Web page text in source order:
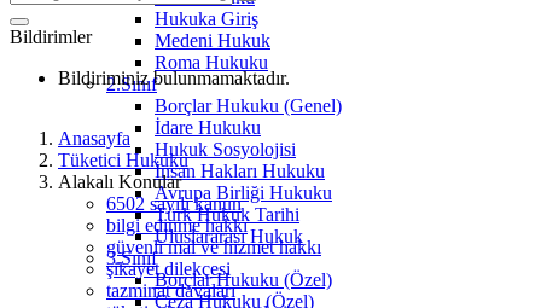
Hukuka Giriş
Medeni Hukuk
Roma Hukuku
2.Sınıf
Borçlar Hukuku (Genel)
İdare Hukuku
Hukuk Sosyolojisi
İnsan Hakları Hukuku
Avrupa Birliği Hukuku
Türk Hukuk Tarihi
Uluslararası Hukuk
3.Sınıf
Borçlar Hukuku (Özel)
Ceza Hukuku (Özel)
Bildirimler
Bildiriminiz bulunmamaktadır.
Anasayfa
Tüketici Hukuku
Alakalı Konular
6502 sayılı kanun
bilgi edinme hakkı
güvenli mal ve hizmet hakkı
şikayet dilekçesi
tazminat davaları